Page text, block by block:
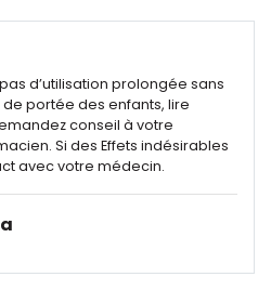
d’utilisation prolongée sans
portée des enfants, lire
conseil à votre
Si des Effets indésirables
avec votre médecin.